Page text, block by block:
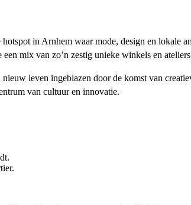
in Arnhem waar mode, design en lokale
mix van zo’n zestig unieke winkels en
leven ingeblazen door de komst van
van cultuur en innovatie.